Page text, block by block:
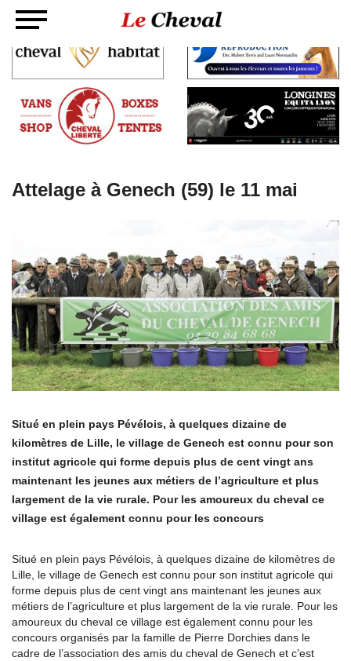
Attelage à Genech (59) le 11 mai
Situé en plein pays Pévélois, à quelques dizaine de
kilomètres de Lille, le village de Genech est connu pour son
institut agricole qui forme depuis plus de cent vingt ans
maintenant les jeunes aux métiers de l’agriculture et plus
largement de la vie rurale. Pour les amoureux du cheval ce
village est également connu pour les concours
Situé en plein pays Pévélois, à quelques dizaine de kilomètres de
Lille, le village de Genech est connu pour son institut agricole qui
forme depuis plus de cent vingt ans maintenant les jeunes aux
métiers de l’agriculture et plus largement de la vie rurale. Pour les
amoureux du cheval ce village est également connu pour les
concours organisés par la famille de Pierre Dorchies dans le
cadre de l’association des amis du cheval de Genech et c’est